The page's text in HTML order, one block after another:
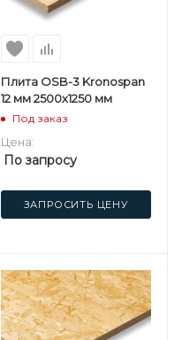
Плита OSB-3 Kronospan
12 мм 2500х1250 мм
Под заказ
Цена:
По запросу
ЗАПРОСИТЬ ЦЕНУ